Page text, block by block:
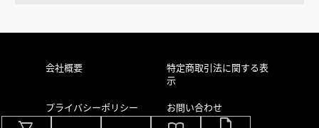
会社概要
特定商取引法に関する表
示
プライバシーポリシー
お問い合わせ